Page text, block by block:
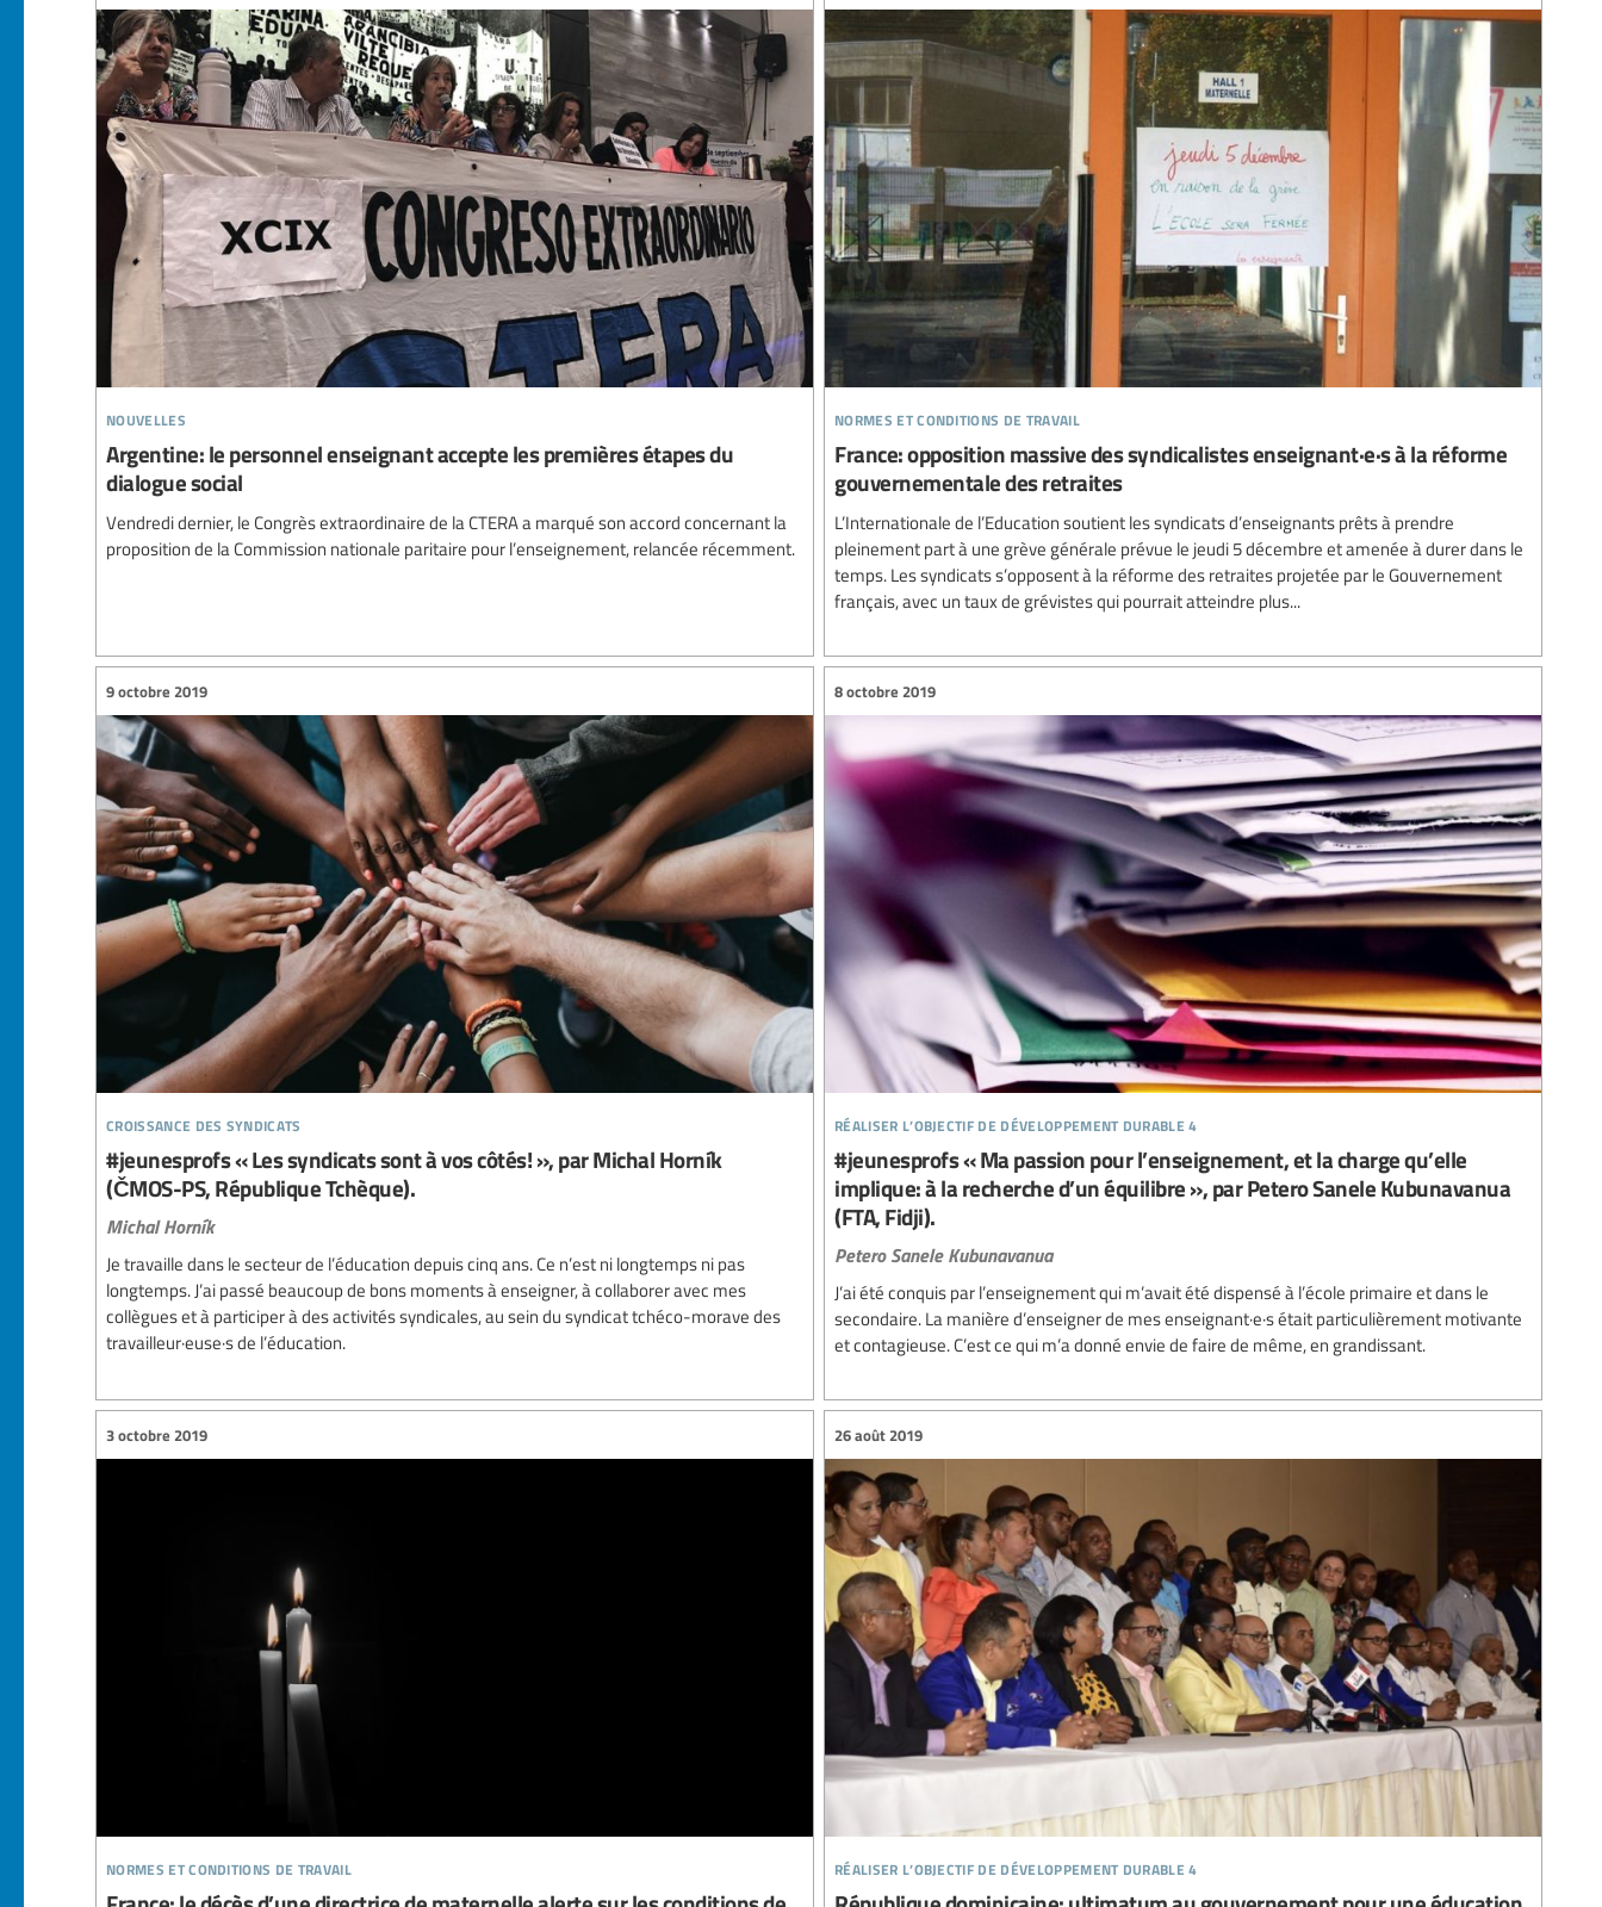
nouvelles
Argentine: le personnel enseignant accepte les premières étapes du
dialogue social
Vendredi dernier, le Congrès extraordinaire de la CTERA a marqué son accord concernant la
proposition de la Commission nationale paritaire pour l’enseignement, relancée récemment.
normes et conditions de travail
France: opposition massive des syndicalistes enseignant·e·s à la réforme
gouvernementale des retraites
L’Internationale de l’Education soutient les syndicats d’enseignants prêts à prendre
pleinement part à une grève générale prévue le jeudi 5 décembre et amenée à durer dans le
temps. Les syndicats s’opposent à la réforme des retraites projetée par le Gouvernement
français, avec un taux de grévistes qui pourrait atteindre plus...
croissance des syndicats
9 octobre 2019
#jeunesprofs « Les syndicats sont à vos côtés! », par Michal Horník
(ČMOS-PS, République Tchèque).
Michal Horník
Je travaille dans le secteur de l’éducation depuis cinq ans. Ce n’est ni longtemps ni pas
longtemps. J’ai passé beaucoup de bons moments à enseigner, à collaborer avec mes
collègues et à participer à des activités syndicales, au sein du syndicat tchéco-morave des
travailleur·euse·s de l’éducation.
réaliser l’objectif de développement durable 4
8 octobre 2019
#jeunesprofs « Ma passion pour l’enseignement, et la charge qu’elle
implique: à la recherche d’un équilibre », par Petero Sanele Kubunavanua
(FTA, Fidji).
Petero Sanele Kubunavanua
J’ai été conquis par l’enseignement qui m’avait été dispensé à l’école primaire et dans le
secondaire. La manière d’enseigner de mes enseignant·e·s était particulièrement motivante
et contagieuse. C’est ce qui m’a donné envie de faire de même, en grandissant.
normes et conditions de travail
3 octobre 2019
réaliser l’objectif de développement durable 4
26 août 2019